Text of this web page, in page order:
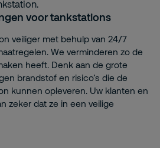
voor tankstations
veiliger met behulp van 24/7
We verminderen zo de
heeft. Denk aan de grote
brandstof en risico’s die de
kunnen opleveren. Uw klanten en
zeker dat ze in een veilige